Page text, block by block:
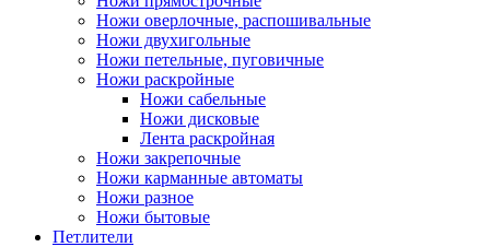
Ножи оверлочные, распошивальные
Ножи двухигольные
Ножи петельные, пуговичные
Ножи раскройные
Ножи сабельные
Ножи дисковые
Лента раскройная
Ножи закрепочные
Ножи карманные автоматы
Ножи разное
Ножи бытовые
Петлители